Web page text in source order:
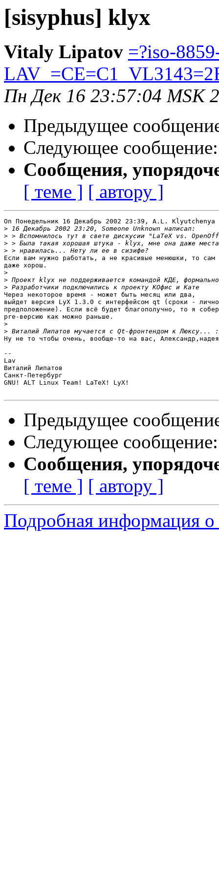
[sisyphus] klyx
Vitaly Lipatov =?iso-
Пн Дек 16 23:57:04 MSK
Предыдущее
Следующее
Сообщения,
[ теме ] [ автору ]
On Понедельник 16 Декабрь 2002 23:39, A.L.
>
>
>
>
Если вам нужно работать, а не красивые менюшки, то
даже хорош.
>
>
>
Через некоторое время - может быть месяц или два,
выйдет версия LyX 1.3.0 с интерфейсом qt (сроки -
предположение). Если всё будет благополучно, то я
pre-версию как можно раньше.
>
>
Ну не то чтобы очень, вообще-то на вас,
--
Lav
Виталий Липатов
Санкт-Петербург
GNU! ALT Linux Team! LaTeX! LyX!
Предыдущее
Следующее
Сообщения,
[ теме ] [ автору ]
Подробная информация о